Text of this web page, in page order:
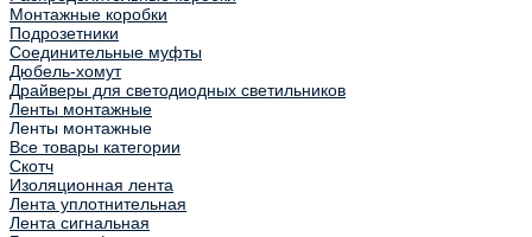
Монтажные коробки
Подрозетники
Соединительные муфты
Дюбель-хомут
Драйверы для светодиодных светильников
Ленты монтажные
Ленты монтажные
Все товары категории
Скотч
Изоляционная лента
Лента уплотнительная
Лента сигнальная